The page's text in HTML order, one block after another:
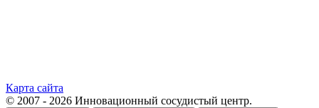
Карта сайта
© 2007 - 2026 Инновационный сосудистый центр.